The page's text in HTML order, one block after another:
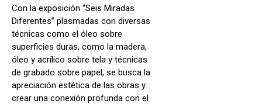
Con la exposición “Seis Miradas
Diferentes” plasmadas con diversas
técnicas como el óleo sobre
superficies duras, como la madera,
óleo y acrílico sobre tela y técnicas
de grabado sobre papel, se busca la
apreciación estética de las obras y
crear una conexión profunda con el